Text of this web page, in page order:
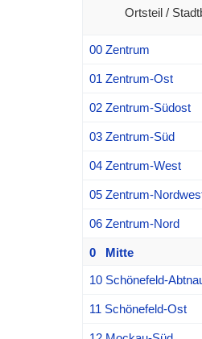
Ortsteil /
00 Zentrum
01 Zentrum-Ost
02 Zentrum-Südost
03 Zentrum-Süd
04 Zentrum-West
05 Zentrum-
06 Zentrum-Nord
0 Mitte
10 Schönefeld-
11 Schönefeld-Ost